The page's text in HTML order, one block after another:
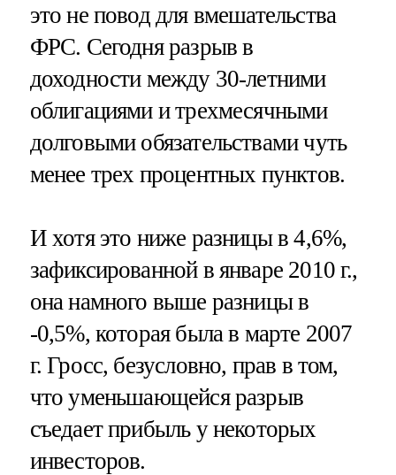
это не повод для вмешательства
ФРС. Сегодня разрыв в
доходности между 30-летними
облигациями и трехмесячными
долговыми обязательствами чуть
менее трех процентных пунктов.
И хотя это ниже разницы в 4,6%,
зафиксированной в январе 2010 г.,
она намного выше разницы в
-0,5%, которая была в марте 2007
г. Гросс, безусловно, прав в том,
что уменьшающейся разрыв
съедает прибыль у некоторых
инвесторов.